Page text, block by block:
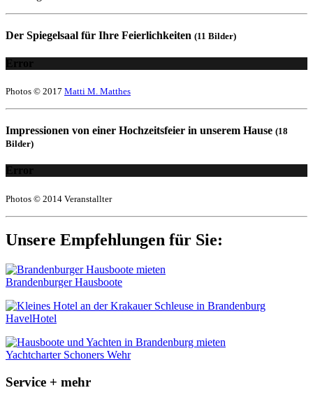
Der Spiegelsaal für Ihre Feierlichkeiten (11 Bilder)
Error
Photos © 2017 Matti M. Matthes
Impressionen von einer Hochzeitsfeier in unserem Hause (18
Bilder)
Error
Photos © 2014 Veranstallter
Unsere Empfehlungen für Sie:
Brandenburger Hausboote
HavelHotel
Yachtcharter Schoners Wehr
Service + mehr